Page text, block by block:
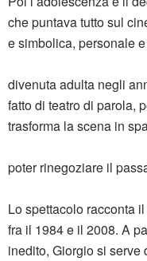
chepuntava tutto sul
esimbolica, personale
divenuta adulta negli
fatto di teatro di parola,
trasforma la scena in
poter rinegoziare il
Lo spettacolo racconta
fra il 1984 e il 2008. A
inedito, Giorgiosi serve